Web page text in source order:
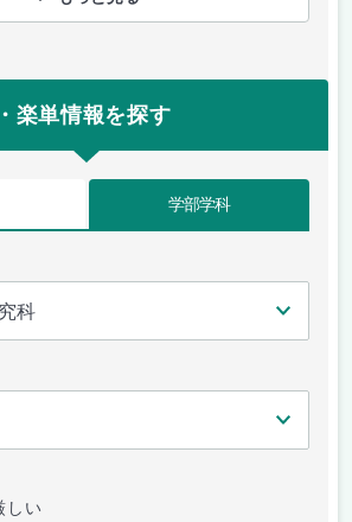
楽単情報を探す
学部学科
しい